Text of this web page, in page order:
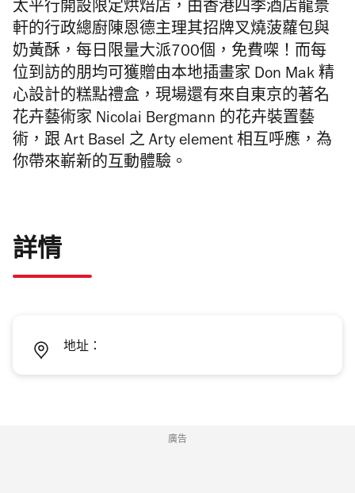
太平行開設限定烘焙店，由香港四季酒店龍景
軒的行政總廚陳恩德主理其招牌叉燒菠蘿包與
奶黃酥，每日限量大派700個，免費㗎！而每
位到訪的朋均可 獲贈由本地插畫家 Don Mak 精
心設計的糕點禮盒，現場還有來自東京的著名
花卉藝術家 Nicolai Bergmann 的花卉裝置藝
術， 跟 Art Basel 之 Arty element 相互呼應， 為
你帶來嶄新的互動體驗。
詳情
地址：
廣告